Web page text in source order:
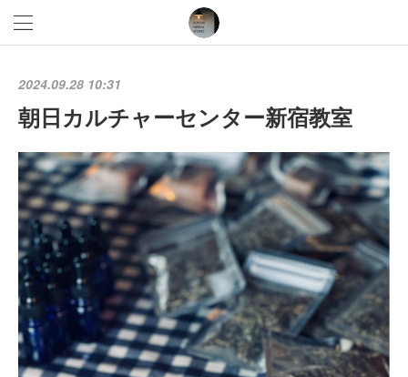
2024.09.28 10:31
朝日カルチャーセンター新宿教室